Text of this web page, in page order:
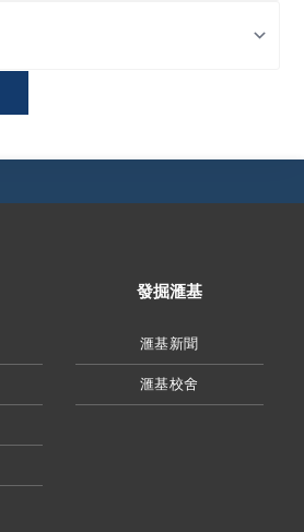
發掘滙基
滙基新聞
滙基校舍